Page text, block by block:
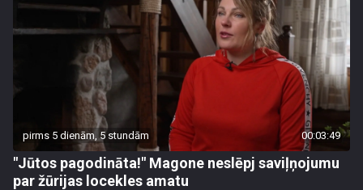
pirms 5 dienām, 5 stundām 00:03:49
"Jūtos pagodināta!" Magone neslēpj saviļņojumu
par žūrijas locekles amatu